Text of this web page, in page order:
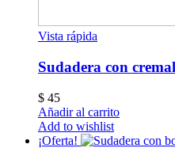
Vista rápida
Sudadera con
$ 45
Añadir al carrito
Add to wishlist
¡Oferta!